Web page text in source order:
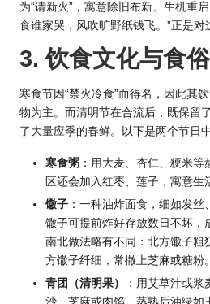
为“请新火”，寓意除旧布新、生机重
食谁家哭，风吹旷野纸钱飞。”正是对
3. 饮食文化与食俗
寒食节因“禁火冷食”而得名，因此其
物为主。而清明节在合流后，既保留
了大量应季的春鲜。以下是两个节日
寒食粥 ：用大麦、杏仁、粳米
区还会加入红枣、莲子，寓意生
馓子 ：一种油炸面食，细如发丝
馓子可提前炸好存放数日不坏，
南北做法略有不同：北方馓子粗
方馓子纤细，常撒上芝麻或糖粉。
青团（清明果）
：用艾草汁或浆